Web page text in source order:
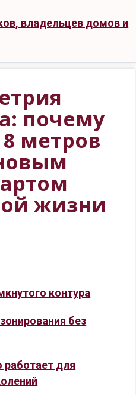
почему
метров
жизни
контура
без
работает для